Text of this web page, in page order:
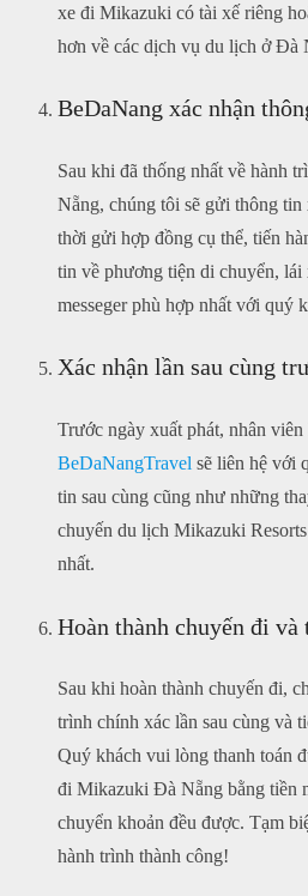
xe đi Mikazuki có tài xế riêng
hơn về các dịch vụ du lịch ở Đà
BeDaNang xác nhận
Sau khi đã thống nhất về hành
Nẵng, chúng tôi sẽ gửi thông
thời gửi hợp đồng cụ thể, tiến
tin về phương tiện di chuyển, lái
messeger phù hợp nhất với quý
Xác nhận lần sau cùng
Trước ngày xuất phát, nhân viên
BeDaNangTravel sẽ liên hệ với
tin sau cùng cũng như những
chuyến du lịch Mikazuki
nhất.
Hoàn thành chuyến đi và
Sau khi hoàn thành chuyến đi,
trình chính xác lần sau cùng và
Quý khách vui lòng thanh toán
đi Mikazuki Đà Nẵng bằng tiền
chuyển khoản đều được. Tạm
hành trình thành công!